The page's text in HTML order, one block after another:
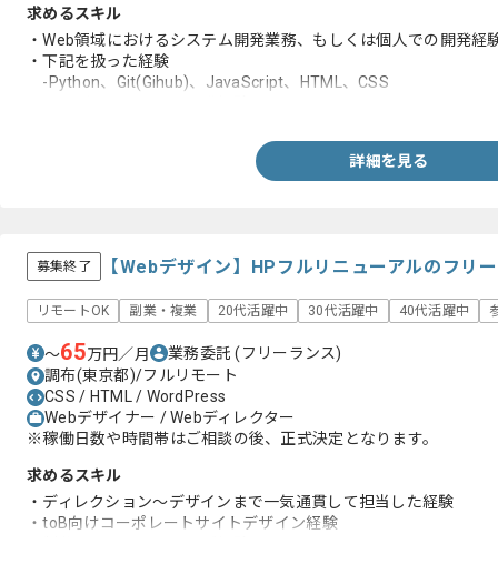
求めるスキル
・Web領域におけるシステム開発業務、もしくは個人での開発経
・下記を扱った経験
-Python、Git(Gihub)、JavaScript、HTML、CSS
詳細を見る
募集終了 【Webデザイン】HPフルリニューアルのフリ
リモートOK 副業・複業 20代活躍中 30代活躍中 40代活躍中
〜65万円／月 業務委託(フリーランス)
調布(東京都)/フルリモート
CSS / HTML / WordPress
Webデザイナー / Webディレクター
※稼働日数や時間帯はご相談の後、正式決定となります。
求めるスキル
・ディレクション～デザインまで一気通貫して担当した経験
・toB向けコーポレートサイトデザイン経験